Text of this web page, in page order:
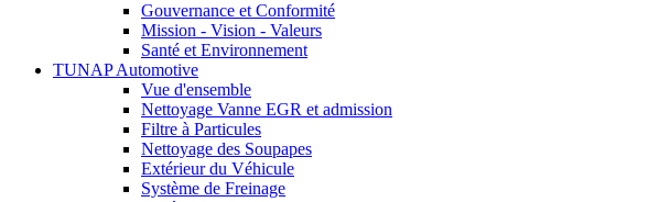
Gouvernance et Conformité
Mission - Vision - Valeurs
Santé et Environnement
TUNAP Automotive
Vue d'ensemble
Nettoyage Vanne EGR et admission
Filtre à Particules
Nettoyage des Soupapes
Extérieur du Véhicule
Système de Freinage